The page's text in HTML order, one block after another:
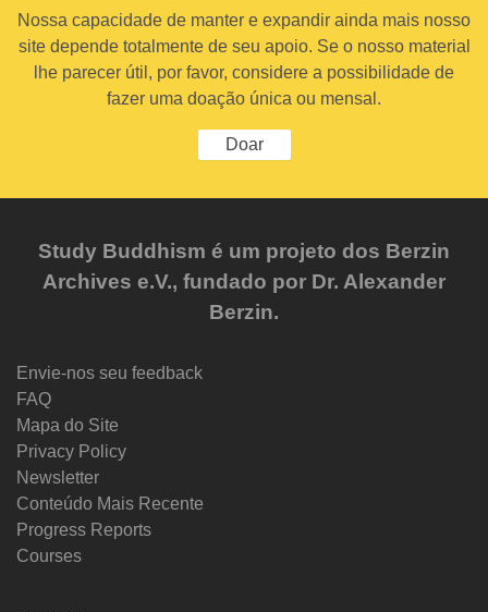
Nossa capacidade de manter e expandir ainda mais nosso
site depende totalmente de seu apoio. Se o nosso material
lhe parecer útil, por favor, considere a possibilidade de
fazer uma doação única ou mensal.
Doar
Study Buddhism é um projeto dos Berzin
Archives e.V., fundado por Dr. Alexander
Berzin.
Envie-nos seu feedback
FAQ
Mapa do Site
Privacy Policy
Newsletter
Conteúdo Mais Recente
Progress Reports
Courses